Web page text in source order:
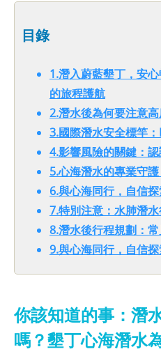
目錄
1.潛入蔚藍墾丁，安
的旅程護航
2.潛水後為何要注意
3.國際潛水安全標竿
4.影響風險的關鍵：
5.心海潛水的專業守
6.與心海同行，自信
7.特別注意：水肺潛
8.潛水後行程規劃：常
9.與心海同行，自信
你該知道的事：潛
嗎？墾丁心海潛水